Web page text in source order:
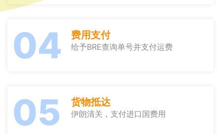
04 费用支付
给予BRE查询单号并支付运费
05 货物抵达
伊朗清关，支付进口国费用